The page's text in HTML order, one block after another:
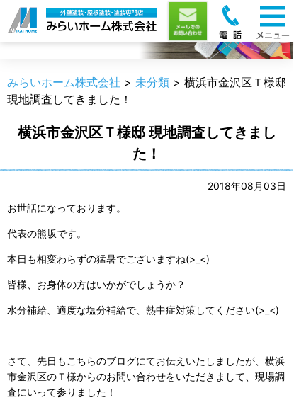
職人のうんちく
みらいホーム株式会社 > 未分類 > 横浜市金沢区Ｔ様邸
現地調査してきました！
横浜市金沢区Ｔ様邸 現地調査してきまし
た！
2018年08月03日
お世話になっております。
代表の熊坂です。
本日も相変わらずの猛暑でございますね(>_<)
皆様、お身体の方はいかがでしょうか？
水分補給、適度な塩分補給で、熱中症対策してください(>_<)
さて、先日もこちらのブログにてお伝えいたしましたが、横浜
市金沢区のＴ様からのお問い合わせをいただきまして、現場調
査にいって参りました！